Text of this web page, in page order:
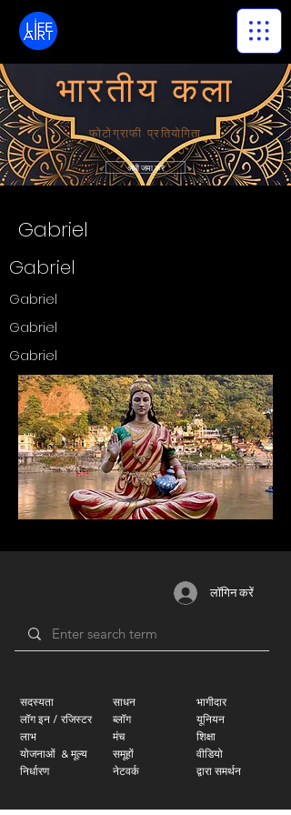
भारतीय कला
फोटोग्राफी प्रतियोगिता
अभी जमा करे
Gabriel
Gabriel
Gabriel
Gabriel
Gabriel
सदस्यता
लॉग इन / रजिस्टर
लाभ
योजनाओं & मूल्य
निर्धारण
साधन
ब्लॉग
मंच
समूहों
नेटवर्क
भागीदार
यूनियन
शिक्षा
वीडियो
द्वारा समर्थन
लॉगिन करें